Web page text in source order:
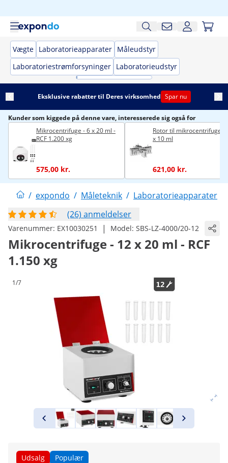
Vægte Laboratorieapparater Måleudstyr
Laboratoriestrømforsyninger Laboratorieudstyr
Eksklusive rabatter til Deres virksomhed Spar nu
Kunder som kiggede på denne vare, interesserede sig også for
Mikrocentrifuge - 6 x 20 ml -
RCF 1.200 xg
575,00 kr.
Rotor til mikrocentrifuge -
x 10 ml
621,00 kr.
/ expondo / Måleteknik / Laboratorieapparater
(26) anmeldelser
Varenummer: EX10030251 | Model: SBS-LZ-4000/20-12
Mikrocentrifuge - 12 x 20 ml - RCF
1.150 xg
1/7
Udsalg Populær